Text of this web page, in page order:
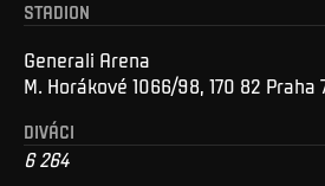
STADION
Generali Arena
M. Horákové 1066/98, 170 82 Praha
DIVÁCI
6 264